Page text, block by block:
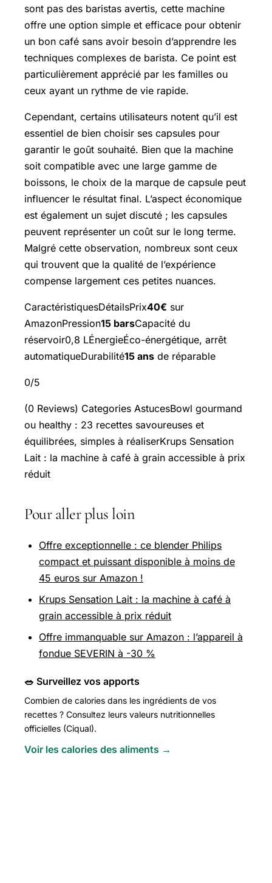
sont pas des baristas avertis, cette machine
offre une option simple et efficace pour obtenir
un bon café sans avoir besoin d’apprendre les
techniques complexes de barista. Ce point est
particulièrement apprécié par les familles ou
ceux ayant un rythme de vie rapide.
Cependant, certains utilisateurs notent qu’il est
essentiel de bien choisir ses capsules pour
garantir le goût souhaité. Bien que la machine
soit compatible avec une large gamme de
boissons, le choix de la marque de capsule peut
influencer le résultat final. L’aspect économique
est également un sujet discuté ; les capsules
peuvent représenter un coût sur le long terme.
Malgré cette observation, nombreux sont ceux
qui trouvent que la qualité de l’expérience
compense largement ces petites nuances.
CaractéristiquesDétailsPrix40€ sur
AmazonPression15 barsCapacité du
réservoir0,8 LÉnergieÉco-énergétique, arrêt
automatiqueDurabilité15 ans de réparable
0/5
(0 Reviews) Categories AstucesBowl gourmand
ou healthy : 23 recettes savoureuses et
équilibrées, simples à réaliserKrups Sensation
Lait : la machine à café à grain accessible à prix
réduit
Pour aller plus loin
Offre exceptionnelle : ce blender Philips
compact et puissant disponible à moins de
45 euros sur Amazon !
Krups Sensation Lait : la machine à café à
grain accessible à prix réduit
Offre immanquable sur Amazon : l’appareil à
fondue SEVERIN à -30 %
🥗 Surveillez vos apports
Combien de calories dans les ingrédients de vos
recettes ? Consultez leurs valeurs nutritionnelles
officielles (Ciqual).
Voir les calories des aliments →